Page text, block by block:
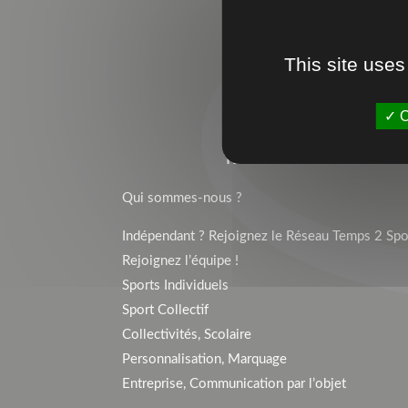
TEMPS 2 SPORT
Qui sommes-nous ?
Indépendant ? Rejoignez le Réseau Temps 2
Rejoignez l’équipe !
Sports Individuels
Sport Collectif
Collectivités, Scolaire
Personnalisation, Marquage
Entreprise, Communication par l’objet
This site